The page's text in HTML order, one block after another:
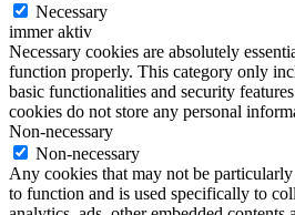
Necessary
immer aktiv
Necessary cookies are absolutely
function properly. This category only
basic functionalities and security
cookies do not store any personal
Non-necessary
Non-necessary
Any cookies that may not be
to function and is used specifically to